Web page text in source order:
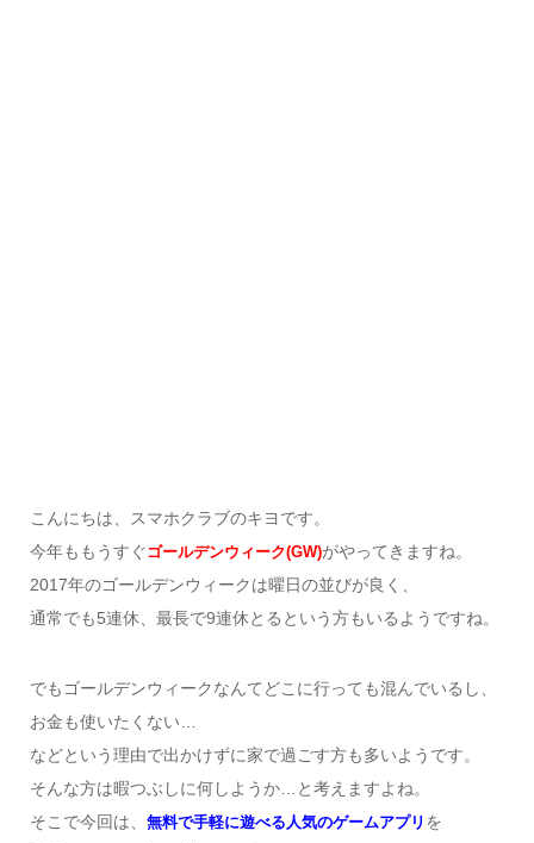
こんにちは、スマホクラブのキヨです。
今年ももうすぐゴールデンウィーク(GW)がやってきますね。
2017年のゴールデンウィークは曜日の並びが良く、
通常でも5連休、最長で9連休とるという方もいるようですね。
でもゴールデンウィークなんてどこに行っても混んでいるし、
お金も使いたくない…
などという理由で出かけずに家で過ごす方も多いようです。
そんな方は暇つぶしに何しようか…と考えますよね。
そこで今回は、 無料で手軽に遊べる人気のゲームアプリ を